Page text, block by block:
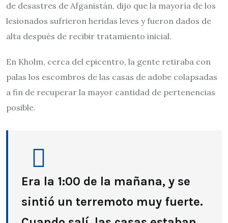
de desastres de Afganistán, dijo que la mayoría de los
lesionados sufrieron heridas leves y fueron dados de
alta después de recibir tratamiento inicial.
En Kholm, cerca del epicentro, la gente retiraba con
palas los escombros de las casas de adobe colapsadas
a fin de recuperar la mayor cantidad de pertenencias
posible.
Era la 1:00 de la mañana, y se
sintió un terremoto muy fuerte.